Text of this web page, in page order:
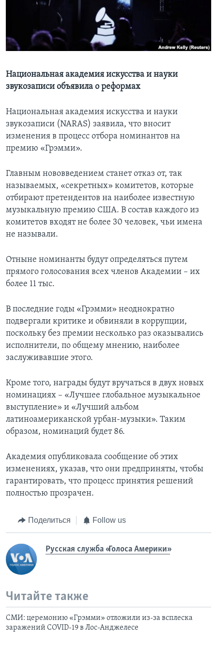
Learning English
СОЦИАЛЬНЫЕ СЕТИ
Языки
Национальная академия искусства и науки
звукозаписи объявила о реформах
Национальная академия искусства и науки
звукозаписи (NARAS) заявила, что вносит
изменения в процесс отбора номинантов на
премию «Грэмми».
Главным нововведением станет отказ от, так
называемых, «секретных» комитетов, которые
отбирают претендентов на наиболее известную
музыкальную премию США. В состав каждого из
комитетов входят не более 30 человек, чьи имена
не называли.
Отныне номинанты будут определяться путем
прямого голосования всех членов Академии – их
более 11 тыс.
В последние годы «Грэмми» неоднократно
подвергали критике и обвиняли в коррупции,
поскольку без премии несколько раз оказывались
исполнители, по общему мнению, наиболее
заслуживавшие этого.
Кроме того, награды будут вручаться в двух новых
номинациях – «Лучшее глобальное музыкальное
выступление» и «Лучший альбом
латиноамериканской урбан-музыки». Таким
образом, номинаций будет 86.
Академия опубликовала сообщение об этих
изменениях, указав, что они предприняты, чтобы
гарантировать, что процесс принятия решений
полностью прозрачен.
Поделиться Follow us
Русская служба «Голоса Америки»
Читайте также
СМИ: церемонию «Грэмми» отложили из-за всплеска
заражений СOVID-19 в Лос-Анджелесе